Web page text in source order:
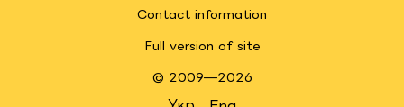
Contact information
Full version of site
© 2009—2026